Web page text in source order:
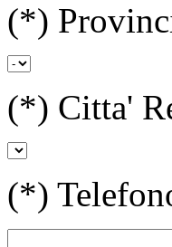
(*)
(*) Citta'
(*)